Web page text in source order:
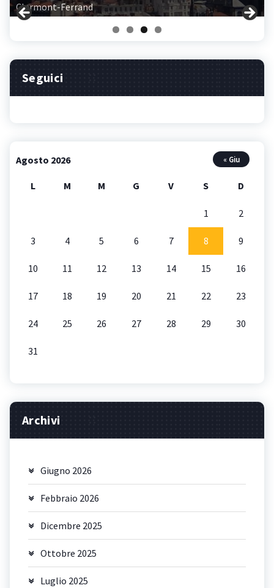
Clermont-Ferrand
Seguici
Agosto 2026
L M M G V S D
1 2
3 4 5 6 7 8 9
10 11 12 13 14 15 16
17 18 19 20 21 22 23
24 25 26 27 28 29 30
31
« Giu
Archivi
Giugno 2026
Febbraio 2026
Dicembre 2025
Ottobre 2025
Luglio 2025